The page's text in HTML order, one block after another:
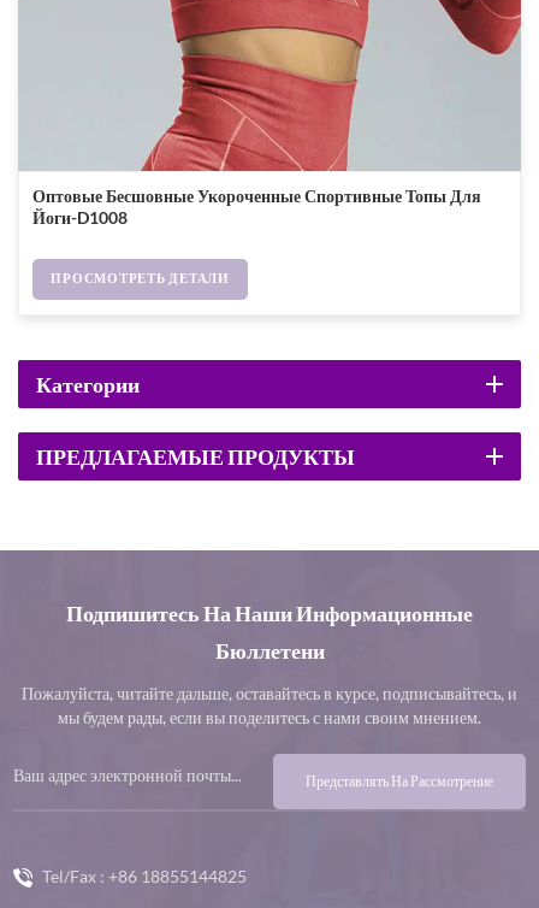
Оптовые Бесшовные Укороченные Спортивные Топы Для
Йоги-D1008
ПРОСМОТРЕТЬ ДЕТАЛИ
Категории
ПРЕДЛАГАЕМЫЕ ПРОДУКТЫ
Подпишитесь На Наши Информационные
Бюллетени
Пожалуйста, читайте дальше, оставайтесь в курсе, подписывайтесь, и
мы будем рады, если вы поделитесь с нами своим мнением.
Представлять На Рассмотрение
Tel/Fax : +86 18855144825